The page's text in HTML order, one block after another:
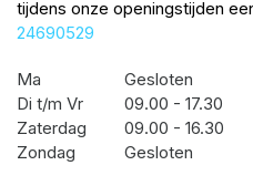
tijdens onze openingstijden
24690529
Ma
Gesloten
Di t/m Vr
09.00 - 17.30
Zaterdag
09.00 - 16.30
Zondag
Gesloten